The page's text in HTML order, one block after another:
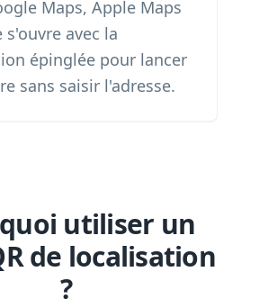
Maps, Apple Maps
s'ouvre avec la
épinglée pour lancer
sans saisir l'adresse.
utiliser un
de localisation
?